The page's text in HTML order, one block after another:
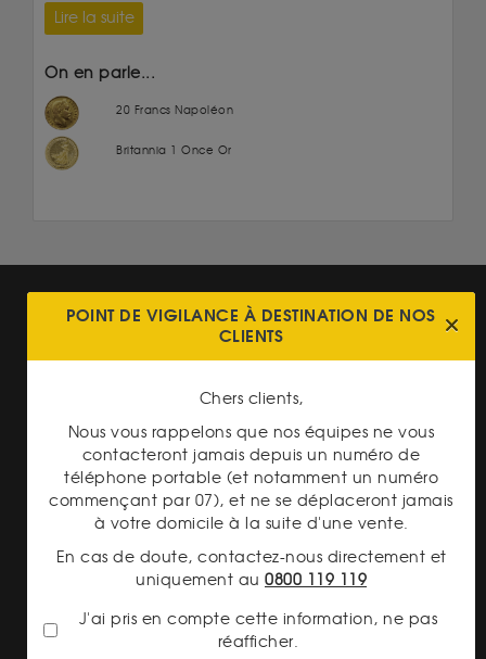
Lire la suite
On en parle...
20 Francs Napoléon
Britannia 1 Once Or
TRANSPARENCE DES
POINT DE VIGILANCE À DESTINATION DE NOS
CLIENTS
Chers clients,
Nous vous rappelons que nos équipes ne vous
contacteront jamais depuis un numéro de
téléphone portable (et notamment un numéro
commençant par 07), et ne se déplaceront jamais
à votre domicile à la suite d'une vente.
En cas de doute, contactez-nous directement et
uniquement au 0800 119 119
J'ai pris en compte cette information, ne pas
réafficher.